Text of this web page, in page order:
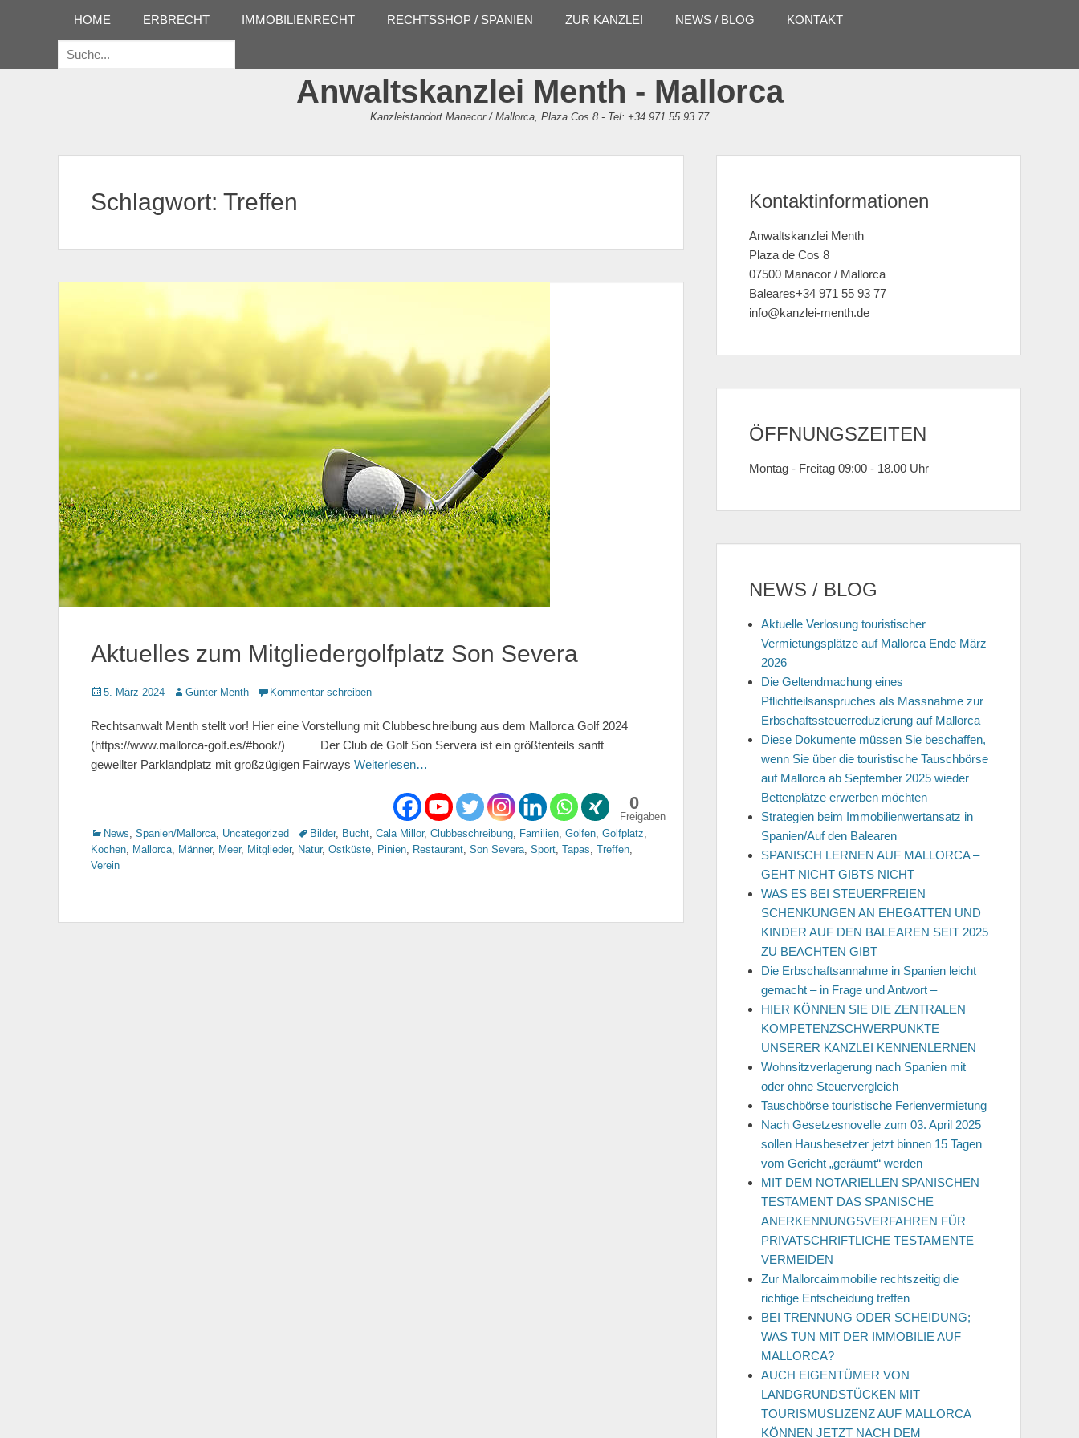
Erstes Menü
Inhalt:
HOME ERBRECHT IMMOBILIENRECHT RECHTSSHOP / SPANIEN ZUR KANZLEI NEWS / BLOG KONTAKT
Suche
Anwaltskanzlei Menth - Mallorca
Kanzleistandort Manacor / Mallorca, Plaza Cos 8 - Tel: +34 971 55 93 77
Schlagwort: Treffen
Aktuelles zum Mitgliedergolfplatz Son Severa
Gepostet
5. März 2024 AutorGünter Menth Kommentar schreiben
Rechtsanwalt Menth stellt vor! Hier eine Vorstellung mit Clubbeschreibung aus dem Mallorca Golf 2024
(https://www.mallorca-golf.es/#book/) Der Club de Golf Son Servera ist ein größtenteils sanft
gewellter Parklandplatz mit großzügigen Fairways Weiterlesen…
0
Freigaben
Kategorien
News, Spanien/Mallorca, Uncategorized TagsBilder, Bucht, Cala Millor, Clubbeschreibung, Familien, Golfen, Golfplatz,
Kochen, Mallorca, Männer, Meer, Mitglieder, Natur, Ostküste, Pinien, Restaurant, Son Severa, Sport, Tapas, Treffen,
Verein
Kontaktinformationen
Anwaltskanzlei Menth
Plaza de Cos 8
07500 Manacor / Mallorca
Baleares+34 971 55 93 77
info@kanzlei-menth.de
ÖFFNUNGSZEITEN
Montag - Freitag 09:00 - 18.00 Uhr
NEWS / BLOG
Aktuelle Verlosung touristischer
Vermietungsplätze auf Mallorca Ende März
2026
Die Geltendmachung eines
Pflichtteilsanspruches als Massnahme zur
Erbschaftssteuerreduzierung auf Mallorca
Diese Dokumente müssen Sie beschaffen,
wenn Sie über die touristische Tauschbörse
auf Mallorca ab September 2025 wieder
Bettenplätze erwerben möchten
Strategien beim Immobilienwertansatz in
Spanien/Auf den Balearen
SPANISCH LERNEN AUF MALLORCA –
GEHT NICHT GIBTS NICHT
WAS ES BEI STEUERFREIEN
SCHENKUNGEN AN EHEGATTEN UND
KINDER AUF DEN BALEAREN SEIT 2025
ZU BEACHTEN GIBT
Die Erbschaftsannahme in Spanien leicht
gemacht – in Frage und Antwort –
HIER KÖNNEN SIE DIE ZENTRALEN
KOMPETENZSCHWERPUNKTE
UNSERER KANZLEI KENNENLERNEN
Wohnsitzverlagerung nach Spanien mit
oder ohne Steuervergleich
Tauschbörse touristische Ferienvermietung
Nach Gesetzesnovelle zum 03. April 2025
sollen Hausbesetzer jetzt binnen 15 Tagen
vom Gericht „geräumt“ werden
MIT DEM NOTARIELLEN SPANISCHEN
TESTAMENT DAS SPANISCHE
ANERKENNUNGSVERFAHREN FÜR
PRIVATSCHRIFTLICHE TESTAMENTE
VERMEIDEN
Zur Mallorcaimmobilie rechtszeitig die
richtige Entscheidung treffen
BEI TRENNUNG ODER SCHEIDUNG;
WAS TUN MIT DER IMMOBILIE AUF
MALLORCA?
AUCH EIGENTÜMER VON
LANDGRUNDSTÜCKEN MIT
TOURISMUSLIZENZ AUF MALLORCA
KÖNNEN JETZT NACH DEM